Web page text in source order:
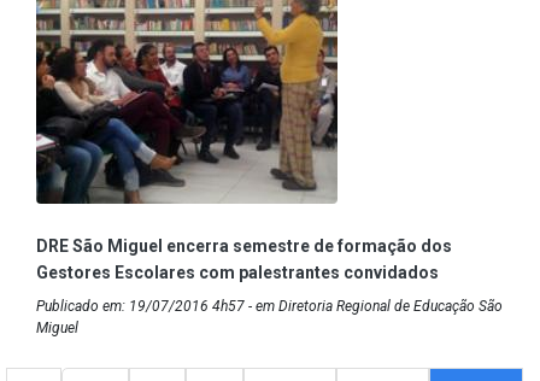
DRE São Miguel encerra semestre de formação dos
Gestores Escolares com palestrantes convidados
Publicado em: 19/07/2016 4h57 - em Diretoria Regional de Educação São
Miguel